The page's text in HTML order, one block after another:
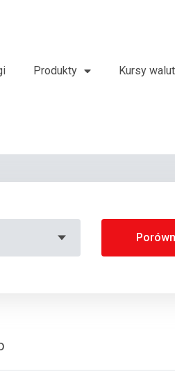
Produkty Kursy walut